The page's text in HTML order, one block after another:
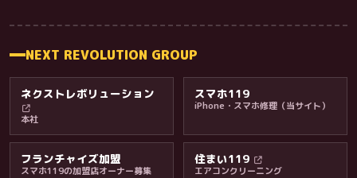
NEXT REVOLUTION GROUP
ネクストレボリューション
本社
スマホ119
iPhone・スマホ修理（当サイト）
フランチャイズ加盟
スマホ119の加盟店オーナー募集
住まい119
エアコンクリーニング